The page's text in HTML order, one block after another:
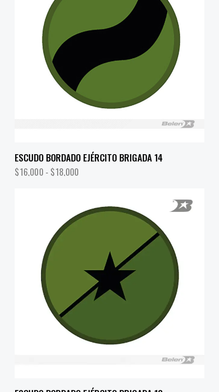
ESCUDO BORDADO EJÉRCITO BRIGADA 14
$16,000 - $18,000